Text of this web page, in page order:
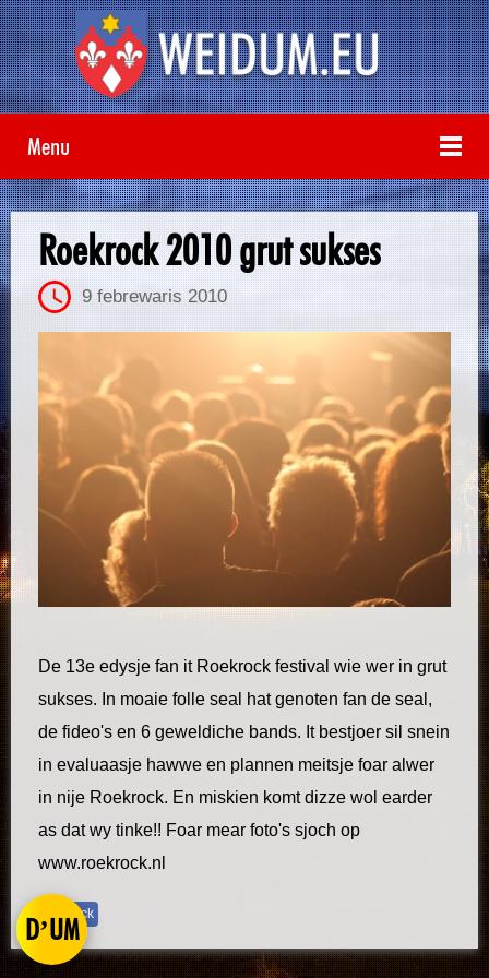
D’UM
Menu
Roekrock 2010 grut sukses
9 febrewaris 2010
De 13e edysje fan it Roekrock festival wie wer in grut
sukses. In moaie folle seal hat genoten fan de seal,
de fideo's en 6 geweldiche bands. It bestjoer sil snein
in evaluaasje hawwe en plannen meitsje foar alwer
in nije Roekrock. En miskien komt dizze wol earder
as dat wy tinke!! Foar mear foto's sjoch op
www.roekrock.nl
roekrock